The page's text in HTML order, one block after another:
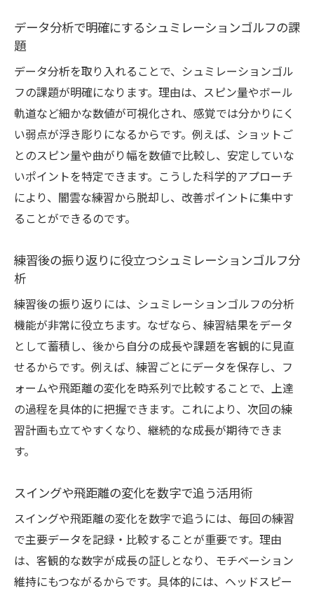
データ分析で明確にするシュミレーションゴルフの課
題
データ分析を取り入れることで、シュミレーションゴル
フの課題が明確になります。理由は、スピン量やボール
軌道など細かな数値が可視化され、感覚では分かりにく
い弱点が浮き彫りになるからです。例えば、ショットご
とのスピン量や曲がり幅を数値で比較し、安定していな
いポイントを特定できます。こうした科学的アプローチ
により、闇雲な練習から脱却し、改善ポイントに集中す
ることができるのです。
練習後の振り返りに役立つシュミレーションゴルフ分
析
練習後の振り返りには、シュミレーションゴルフの分析
機能が非常に役立ちます。なぜなら、練習結果をデータ
として蓄積し、後から自分の成長や課題を客観的に見直
せるからです。例えば、練習ごとにデータを保存し、フ
ォームや飛距離の変化を時系列で比較することで、上達
の過程を具体的に把握できます。これにより、次回の練
習計画も立てやすくなり、継続的な成長が期待できま
す。
スイングや飛距離の変化を数字で追う活用術
スイングや飛距離の変化を数字で追うには、毎回の練習
で主要データを記録・比較することが重要です。理由
は、客観的な数字が成長の証しとなり、モチベーション
維持にもつながるからです。具体的には、ヘッドスピー